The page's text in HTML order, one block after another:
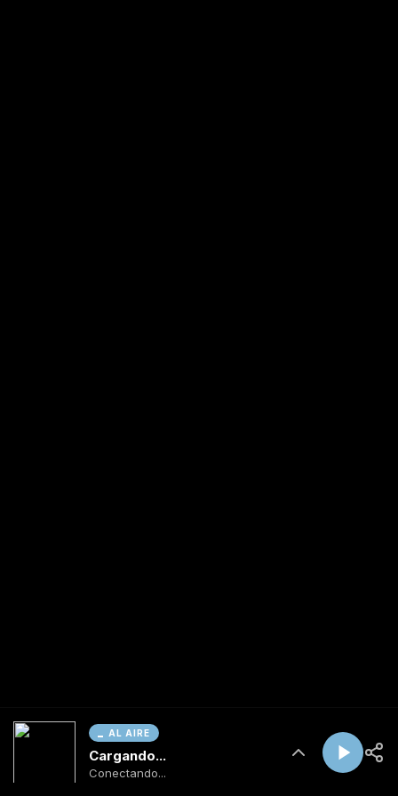
AL AIRE
Cargando...
Conectando...